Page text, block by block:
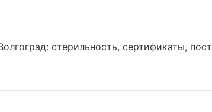
стерильность, сертификаты,